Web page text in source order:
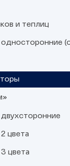
и теплиц
односторонние
цвета
цвета